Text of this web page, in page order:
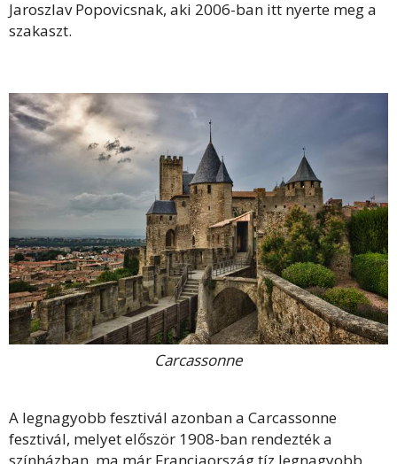
Jaroszlav Popovicsnak, aki 2006-ban itt nyerte meg a
szakaszt.
Carcassonne
A legnagyobb fesztivál azonban a Carcassonne
fesztivál, melyet először 1908-ban rendezték a